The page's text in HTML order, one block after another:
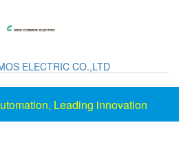
ELECTRIC CO.,LTD
Leading innovation